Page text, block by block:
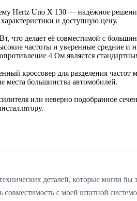
Hertz Uno X 130 — надёжное
и доступную цену.
что делает её совместимой с
частоты и уверенные средние
4 Ом является
кроссовер для разделения
места большинства автомобилей.
или неверно подобранное
деталей, которые могли
совместимость с моей штатной